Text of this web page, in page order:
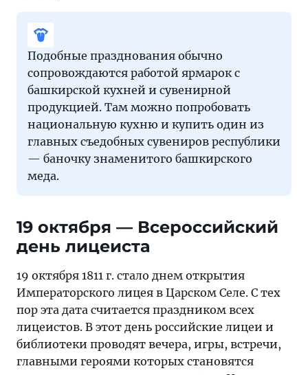
Подобные празднования обычно
сопровождаются работой ярмарок с
башкирской кухней и сувенирной
продукцией. Там можно попробовать
национальную кухню и купить один из
главных съедобных сувениров республики
— баночку знаменитого башкирского
меда.
19 октября — Всероссийский
день лицеиста
19 октября 1811 г. стало днем открытия
Императорского лицея в Царском Селе. С тех
пор эта дата считается праздником всех
лицеистов. В этот день российские лицеи и
библиотеки проводят вечера, игры, встречи,
главными героями которых становятся